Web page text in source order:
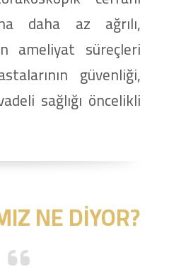
daha az ağrılı,
ameliyat süreçleri
güvenliği,
sağlığı öncelikli
NE DIYOR?